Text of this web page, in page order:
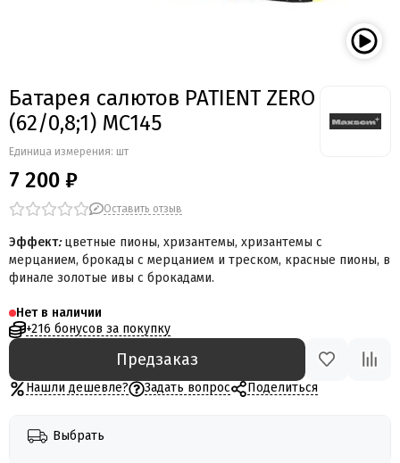
Бомбардир
УПЗ
Веселая Затея
Салют России
Батарея салютов PATIENT ZERO
(62/0,8;1) MC145
Единица измерения: шт
7 200 ₽
Оставить отзыв
Эффект:цветные пионы, хризантемы, хризантемы с
мерцанием, брокады с мерцанием и треском, красные пионы, в
финале золотые ивы с брокадами.
Нет в наличии
+216 бонусов за покупку
Предзаказ
Нашли дешевле? Задать вопрос Поделиться
Выбрать